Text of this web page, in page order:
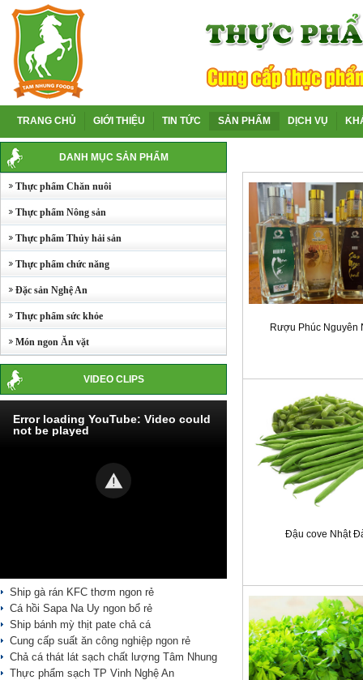
TRANG CHỦ GIỚI THIỆU TIN TỨC SẢN PHẨM DỊCH VỤ
DANH MỤC SẢN PHẨM
Thực phẩm Chăn nuôi
Thực phẩm Nông sản
Thực phẩm Thủy hải sản
Thực phẩm chức năng
Đặc sản Nghệ An
Thực phẩm sức khỏe
Món ngon Ăn vặt
VIDEO CLIPS
Error loading YouTube: Video could
not be played
Ship gà rán KFC thơm ngon rẻ
Cá hồi Sapa Na Uy ngon bổ rẻ
Ship bánh mỳ thịt pate chả cá
Cung cấp suất ăn công nghiệp ngon rẻ
Chả cá thát lát sạch chất lượng Tâm Nhung
Thực phẩm sạch TP Vinh Nghệ An
Rượu Phúc Nguyên
Đậu cove Nhật